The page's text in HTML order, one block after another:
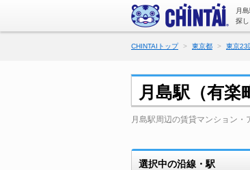
月
探し
CHINTAIトップ 東京都 東京23
月島駅（有
月島駅周辺の賃貸マンション
選択中の沿線・駅